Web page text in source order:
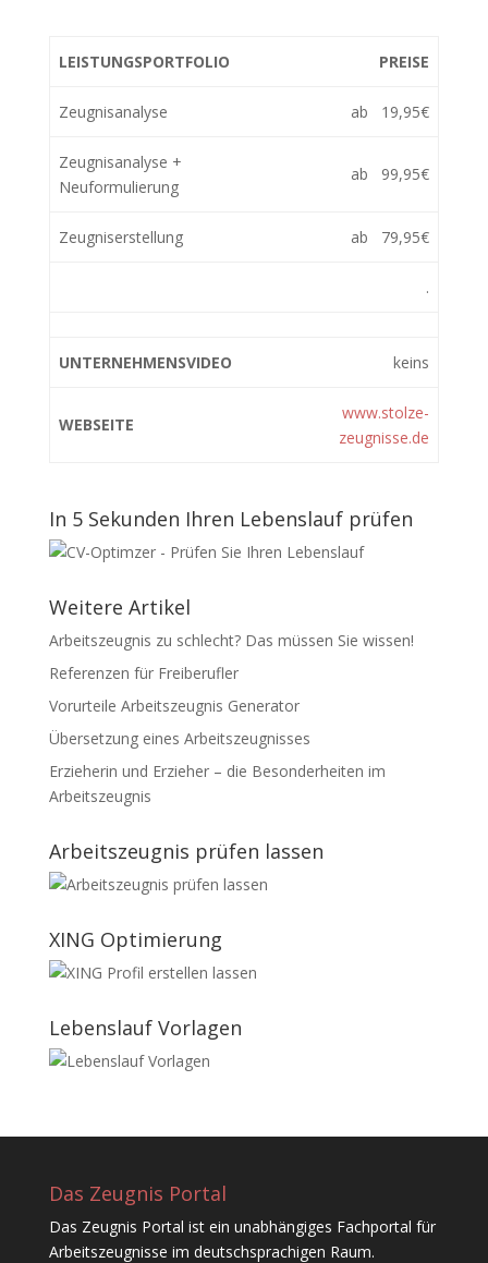
LEISTUNGSPORTFOLIO PREISE
Zeugnisanalyse ab 19,95€
Zeugnisanalyse +
Neuformulierung
ab 99,95€
Zeugniserstellung ab 79,95€
.
UNTERNEHMENSVIDEO keins
WEBSEITE
www.stolze-
zeugnisse.de
In 5 Sekunden Ihren Lebenslauf prüfen
Weitere Artikel
Arbeitszeugnis zu schlecht? Das müssen Sie wissen!
Referenzen für Freiberufler
Vorurteile Arbeitszeugnis Generator
Übersetzung eines Arbeitszeugnisses
Erzieherin und Erzieher – die Besonderheiten im
Arbeitszeugnis
Arbeitszeugnis prüfen lassen
XING Optimierung
Lebenslauf Vorlagen
Das Zeugnis Portal
Das Zeugnis Portal ist ein unabhängiges Fachportal für
Arbeitszeugnisse im deutschsprachigen Raum.